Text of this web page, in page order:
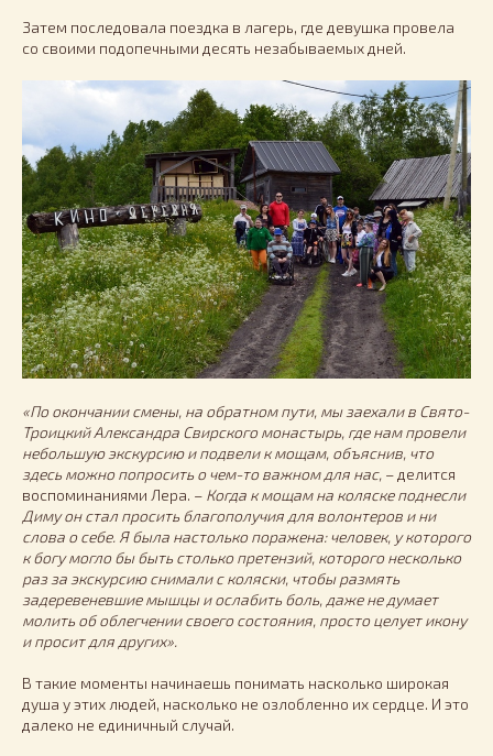
Затем последовала поездка в лагерь, где девушка провела
со своими подопечными десять незабываемых дней.
«По окончании смены, на обратном пути, мы заехали в Свято-
Троицкий Александра Свирского монастырь, где нам провели
небольшую экскурсию и подвели к мощам, объяснив, что
здесь можно попросить о чем-то важном для нас, – делится
воспоминаниями Лера. – Когда к мощам на коляске поднесли
Диму он стал просить благополучия для волонтеров и ни
слова о себе. Я была настолько поражена: человек, у которого
к богу могло бы быть столько претензий, которого несколько
раз за экскурсию снимали с коляски, чтобы размять
задеревеневшие мышцы и ослабить боль, даже не думает
молить об облегчении своего состояния, просто целует икону
и просит для других».
В такие моменты начинаешь понимать насколько широкая
душа у этих людей, насколько не озлобленно их сердце. И это
далеко не единичный случай.